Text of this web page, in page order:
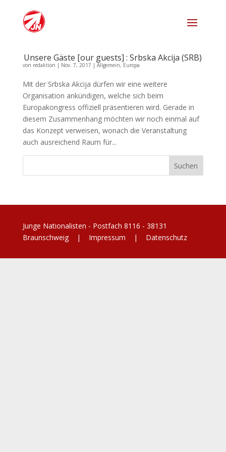
Unsere Gäste [our guests] : Srbska Akcija (SRB)
von redaktion | Nov. 7, 2017 | Allgemein, Europa
Mit der Srbska Akcija dürfen wir eine weitere
Organisation ankündigen, welche sich beim
Europakongress offiziell präsentieren wird. Gerade in
diesem Zusammenhang möchten wir noch einmal auf
das Konzept verweisen, wonach die Veranstaltung
auch ausreichend Raum für...
Junge Nationalisten - Postfach 8116 - 38131
Braunschweig | Impressum | Datenschutz